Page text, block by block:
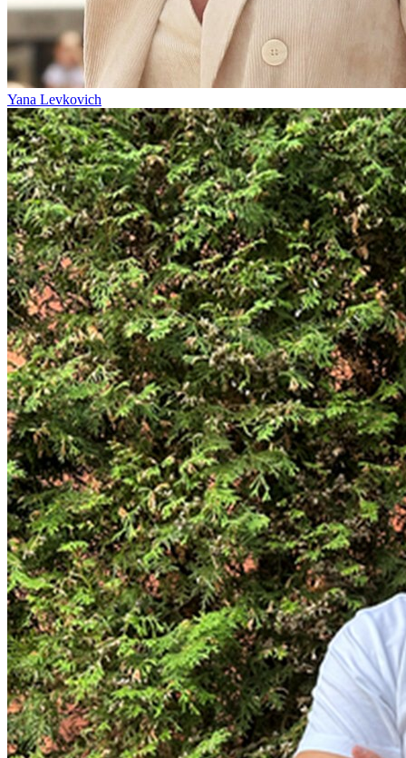
Yana Levkovich